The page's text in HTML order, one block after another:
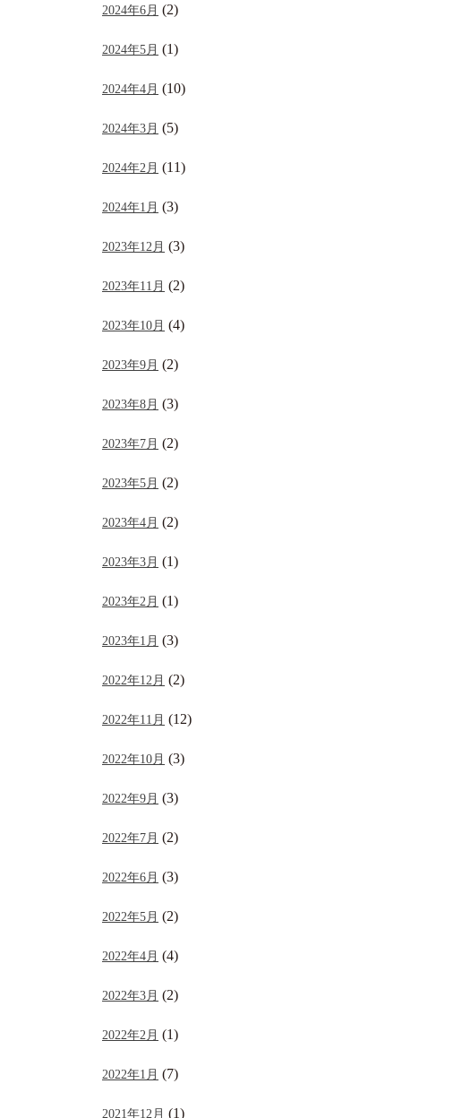
2024年6月 (2)
2024年5月 (1)
2024年4月 (10)
2024年3月 (5)
2024年2月 (11)
2024年1月 (3)
2023年12月 (3)
2023年11月 (2)
2023年10月 (4)
2023年9月 (2)
2023年8月 (3)
2023年7月 (2)
2023年5月 (2)
2023年4月 (2)
2023年3月 (1)
2023年2月 (1)
2023年1月 (3)
2022年12月 (2)
2022年11月 (12)
2022年10月 (3)
2022年9月 (3)
2022年7月 (2)
2022年6月 (3)
2022年5月 (2)
2022年4月 (4)
2022年3月 (2)
2022年2月 (1)
2022年1月 (7)
2021年12月 (1)